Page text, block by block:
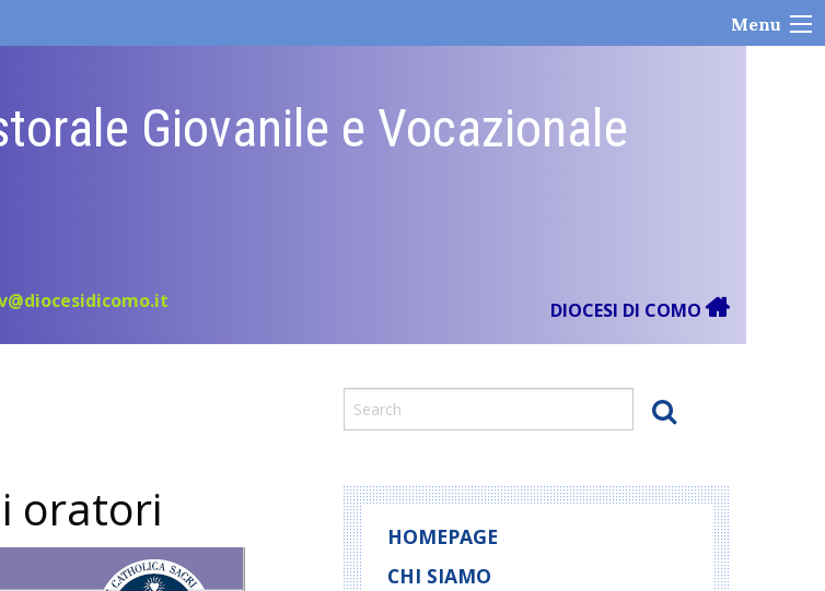
Menu
Giovanile e Vocazionale
DIOCESI DI COMO
oratori
HOMEPAGE
CHI SIAMO